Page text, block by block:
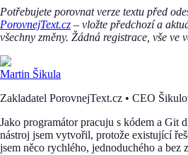
Potřebujete porovnat verze textu před
PorovnejText.cz – vložte předchozí a
všechny změny. Žádná registrace, vše ve
Martin Šikula
Zakladatel PorovnejText.cz • CEO
Jako programátor pracuju s kódem a Git
nástroj jsem vytvořil, protože existující
jsem něco rychlého, jednoduchého a bez